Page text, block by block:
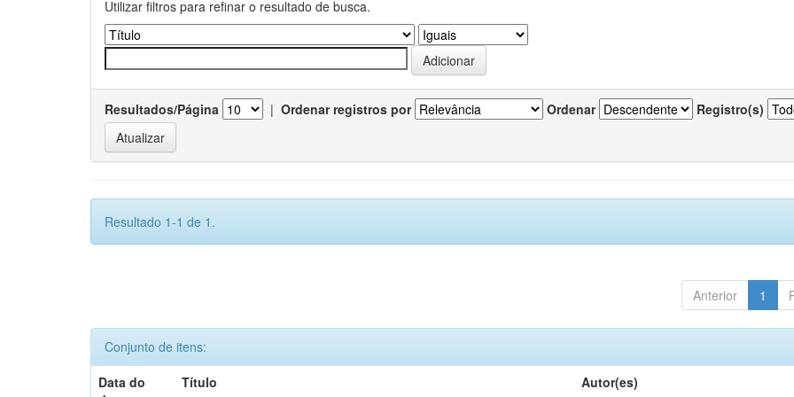
Utilizar filtros para refinar o resultado de busca.
Resultados/Página | Ordenar registros por Ordenar Registro(s)
Resultado 1-1 de 1.
Anterior 1
Conjunto de itens:
Data do
Título Autor(es)